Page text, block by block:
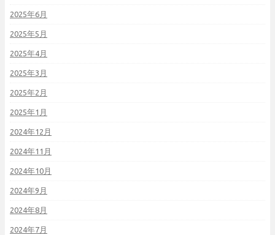
2025年6月
2025年5月
2025年4月
2025年3月
2025年2月
2025年1月
2024年12月
2024年11月
2024年10月
2024年9月
2024年8月
2024年7月